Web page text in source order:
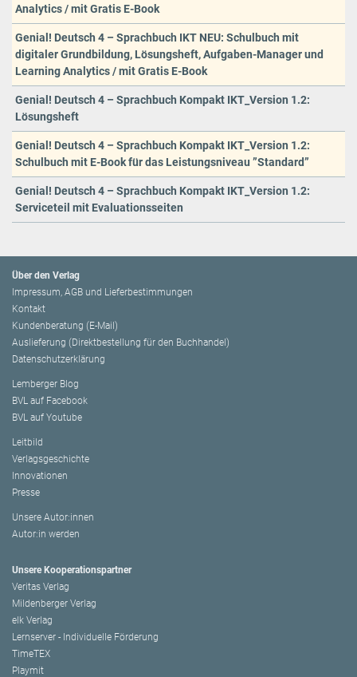
Analytics / mit Gratis E-Book
Genial! Deutsch 4 – Sprachbuch IKT NEU: Schulbuch mit
digitaler Grundbildung, Lösungsheft, Aufgaben-Manager und
Learning Analytics / mit Gratis E-Book
Genial! Deutsch 4 – Sprachbuch Kompakt IKT_Version 1.2:
Lösungsheft
Genial! Deutsch 4 – Sprachbuch Kompakt IKT_Version 1.2:
Schulbuch mit E-Book für das Leistungsniveau ”Standard”
Genial! Deutsch 4 – Sprachbuch Kompakt IKT_Version 1.2:
Serviceteil mit Evaluationsseiten
Über den Verlag
Impressum, AGB und Lieferbestimmungen
Kontakt
Kundenberatung (E-Mail)
Auslieferung (Direktbestellung für den Buchhandel)
Datenschutzerklärung
Lemberger Blog
BVL auf Facebook
BVL auf Youtube
Leitbild
Verlagsgeschichte
Innovationen
Presse
Unsere Autor:innen
Autor:in werden
Unsere Kooperationspartner
Veritas Verlag
Mildenberger Verlag
elk Verlag
Lernserver - Individuelle Förderung
TimeTEX
Playmit